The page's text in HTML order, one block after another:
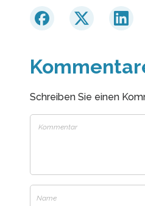
Schreiben Sie einen